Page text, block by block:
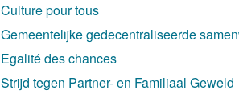
Culture pour tous
Gemeentelijke gedecentraliseerde
Egalité des chances
Strijd tegen Partner- en Familiaal Geweld